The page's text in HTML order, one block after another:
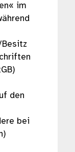
im
Besitz
den
bei